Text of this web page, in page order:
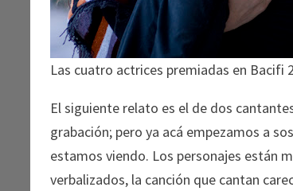
Las cuatro actrices premiadas en Bacifi
El siguiente relato es el de dos
grabación; pero ya acá empezamos a
estamos viendo. Los personajes están
verbalizados, la canción que cantan